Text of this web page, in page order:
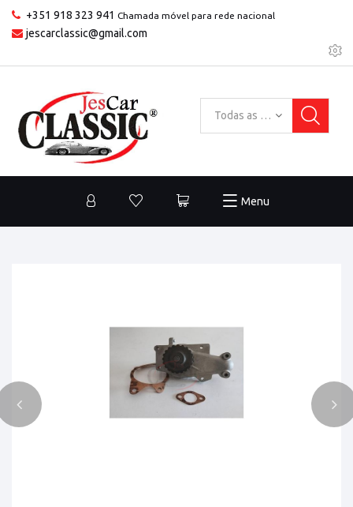
+351 918 323 941 Chamada móvel para rede nacional
jescarclassic@gmail.com
Todas as categorias
Menu